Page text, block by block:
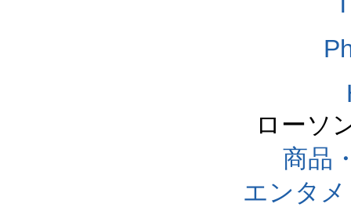
ローソ
商品
エンタ